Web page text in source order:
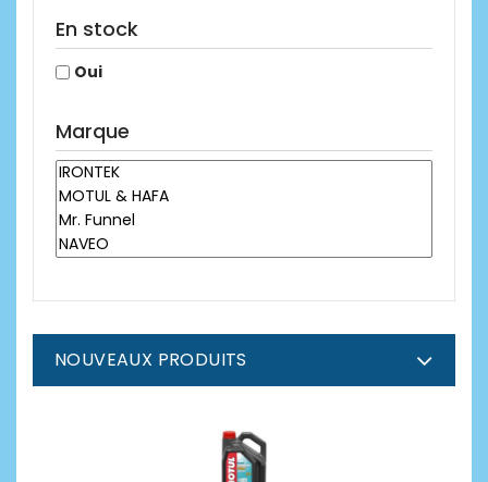
En stock
Oui
Marque
NOUVEAUX PRODUITS